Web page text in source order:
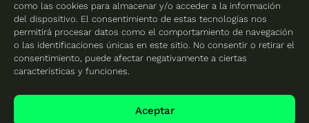
como las cookies para almacenar y/o acceder a la información
del dispositivo. El consentimiento de estas tecnologías nos
permitirá procesar datos como el comportamiento de navegación
o las identificaciones únicas en este sitio. No consentir o retirar el
consentimiento, puede afectar negativamente a ciertas
características y funciones.
Aceptar
Placas solares en
Alicante
Placas solares en
Castellón
Valencia